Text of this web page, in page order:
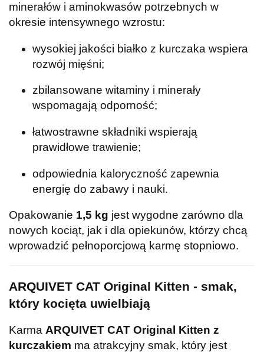
minerałów i aminokwasów potrzebnych w
okresie intensywnego wzrostu:
wysokiej jakości białko z kurczaka wspiera
rozwój mięśni;
zbilansowane witaminy i minerały
wspomagają odporność;
łatwostrawne składniki wspierają
prawidłowe trawienie;
odpowiednia kaloryczność zapewnia
energię do zabawy i nauki.
Opakowanie 1,5 kg jest wygodne zarówno dla
nowych kociąt, jak i dla opiekunów, którzy chcą
wprowadzić pełnoporcjową karmę stopniowo.
ARQUIVET CAT Original Kitten - smak,
który kocięta uwielbiają
Karma ARQUIVET CAT Original Kitten z
kurczakiem ma atrakcyjny smak, który jest